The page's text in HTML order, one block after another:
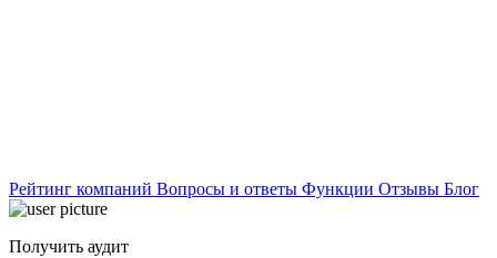
Рейтинг компаний Вопросы и ответы Функции Отзывы Блог
Получить аудит